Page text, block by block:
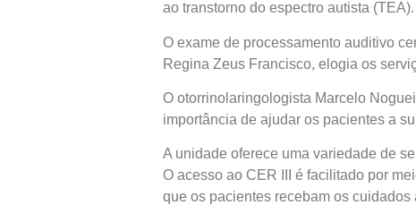
ao transtorno do espectro autista (TEA).
O exame de processamento auditivo
Regina Zeus Francisco, elogia os
O otorrinolaringologista Marcelo
importância de ajudar os pacientes a
A unidade oferece uma variedade de
O acesso ao CER III é facilitado por
que os pacientes recebam os